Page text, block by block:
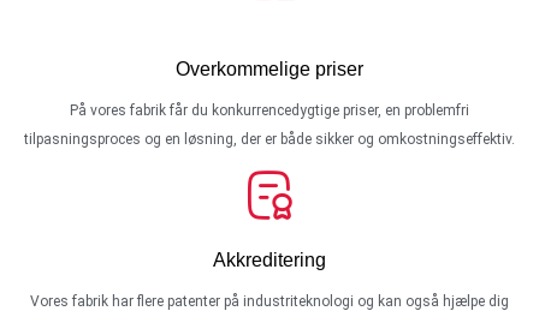
Overkommelige priser
På vores fabrik får du konkurrencedygtige priser, en problemfri
tilpasningsproces og en løsning, der er både sikker og omkostningseffektiv.
Akkreditering
Vores fabrik har flere patenter på industriteknologi og kan også hjælpe dig